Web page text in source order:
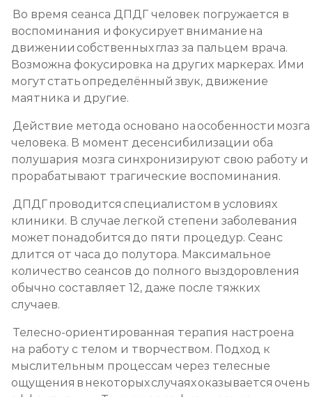
Во время сеанса ДПДГ человек погружается в
воспоминания и фокусирует внимание на
движении собственных глаз за пальцем врача.
Возможна фокусировка на других маркерах. Ими
могут стать определённый звук, движение
маятника и другие.
Действие метода основано на особенности мозга
человека. В момент десенсибилизации оба
полушария мозга синхронизируют свою работу и
прорабатывают трагические воспоминания.
ДПДГ проводится специалистом в условиях
клиники. В случае легкой степени заболевания
может понадобится до пяти процедур. Сеанс
длится от часа до полутора. Максимальное
количество сеансов до полного выздоровления
обычно составляет 12, даже после тяжких
случаев.
Телесно-ориентированная терапия настроена
на работу с телом и творчеством. Подход к
мыслительным процессам через телесные
ощущения в некоторых случаях оказывается очень